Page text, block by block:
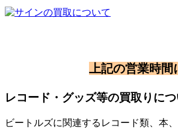
上記の営業時間
レコード・グッズ等の買取りに
ビートルズに関連するレコード類、本